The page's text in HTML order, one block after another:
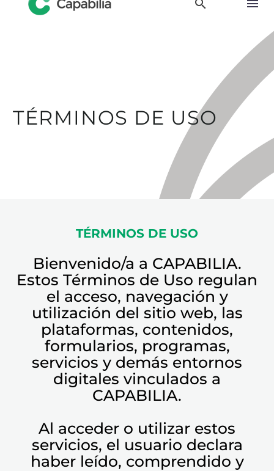
TÉRMINOS DE USO
TÉRMINOS DE USO
Bienvenido/a a CAPABILIA.
Estos Términos de Uso regulan
el acceso, navegación y
utilización del sitio web, las
plataformas, contenidos,
formularios, programas,
servicios y demás entornos
digitales vinculados a
CAPABILIA.
Al acceder o utilizar estos
servicios, el usuario declara
haber leído, comprendido y